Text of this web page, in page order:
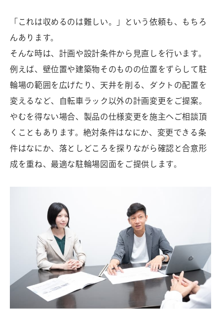
「これは収めるのは難しい。」という依頼も、もちろ
んあります。
そんな時は、計画や設計条件から見直しを行います。
例えば、壁位置や建築物そのものの位置をずらして駐
輪場の範囲を広げたり、天井を削る、ダクトの配置を
変えるなど、自転車ラック以外の計画変更をご提案。
やむを得ない場合、製品の仕様変更を施主へご相談頂
くこともあります。絶対条件はなにか、変更できる条
件はなにか、落としどころを探りながら確認と合意形
成を重ね、最適な駐輪場図面をご提供します。